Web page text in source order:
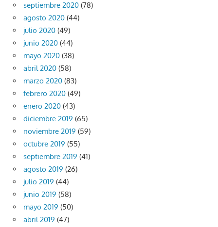
septiembre 2020 (78)
agosto 2020 (44)
julio 2020 (49)
junio 2020 (44)
mayo 2020 (38)
abril 2020 (58)
marzo 2020 (83)
febrero 2020 (49)
enero 2020 (43)
diciembre 2019 (65)
noviembre 2019 (59)
octubre 2019 (55)
septiembre 2019 (41)
agosto 2019 (26)
julio 2019 (44)
junio 2019 (58)
mayo 2019 (50)
abril 2019 (47)